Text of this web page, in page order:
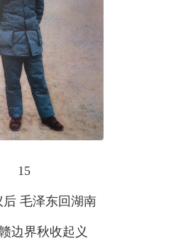
15
后 毛泽东回湖南
边界秋收起义